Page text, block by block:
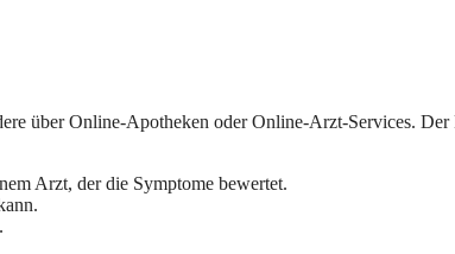
über Online-Apotheken oder Online-Arzt-Services.
Arzt, der die Symptome bewertet.